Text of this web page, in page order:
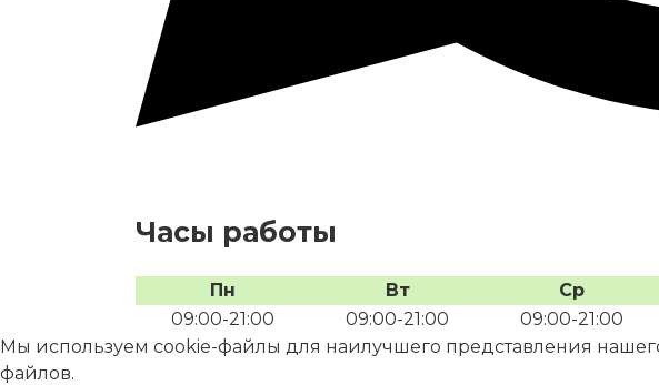
Часы работы
Пн Вт Ср
09:00-21:00
09:00-21:00 09:00-21:00
Мы используем cookie-файлы для наилучшего представления
файлов.